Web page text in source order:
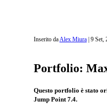
Inserito daAlex Miura 9 Set,
Portfolio:
Questo portfolio è stato
Jump Point 7.4.